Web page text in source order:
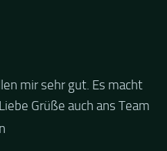
uns nochmals besten
Party! Der aktuelle Live
- Merci...